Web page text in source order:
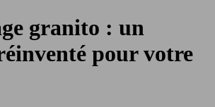
granito : un
pour votre